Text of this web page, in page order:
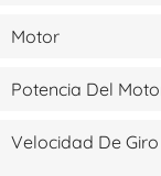
Motor
Potencia Del
Velocidad De Giro